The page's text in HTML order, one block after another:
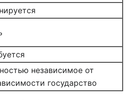
независимое от
государство